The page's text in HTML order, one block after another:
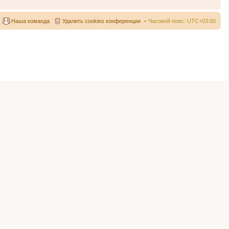
Часовой пояс: UTC+03:00
Удалить cookies конференции
Наша команда